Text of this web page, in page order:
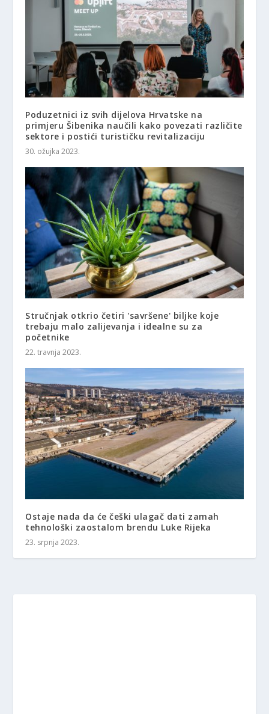
Poduzetnici iz svih dijelova Hrvatske na
primjeru Šibenika naučili kako povezati različite
sektore i postići turističku revitalizaciju
30. ožujka 2023.
Stručnjak otkrio četiri 'savršene' biljke koje
trebaju malo zalijevanja i idealne su za
početnike
22. travnja 2023.
Ostaje nada da će češki ulagač dati zamah
tehnološki zaostalom brendu Luke Rijeka
23. srpnja 2023.